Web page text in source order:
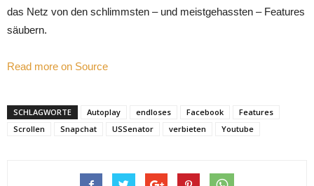
das Netz von den schlimmsten – und meistgehassten – Features
säubern.
Read more on Source
SCHLAGWORTE Autoplay endloses Facebook
Features
Scrollen
Snapchat USSenator verbieten Youtube